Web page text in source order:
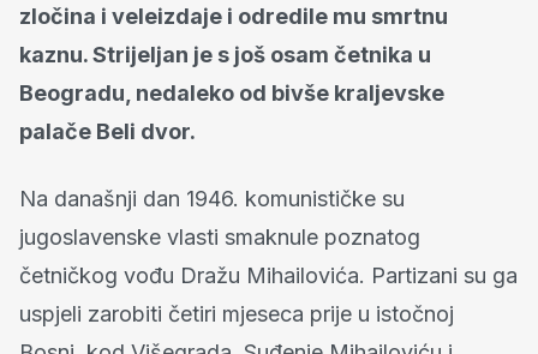
zločina i veleizdaje i odredile mu smrtnu
kaznu. Strijeljan je s još osam četnika u
Beogradu, nedaleko od bivše kraljevske
palače Beli dvor.
Na današnji dan 1946. komunističke su
jugoslavenske vlasti smaknule poznatog
četničkog vođu Dražu Mihailovića. Partizani su ga
uspjeli zarobiti četiri mjeseca prije u istočnoj